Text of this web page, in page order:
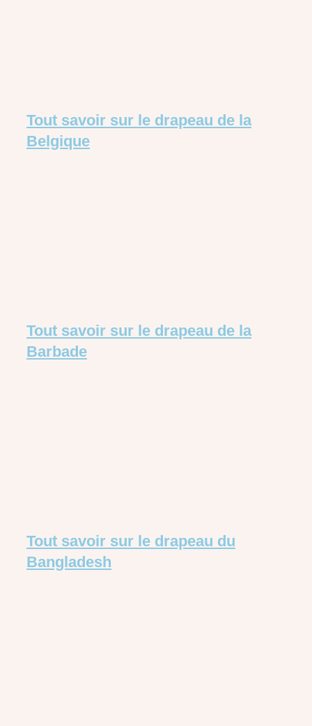
Tout savoir sur le drapeau de la
Belgique
Tout savoir sur le drapeau de la
Barbade
Tout savoir sur le drapeau du
Bangladesh